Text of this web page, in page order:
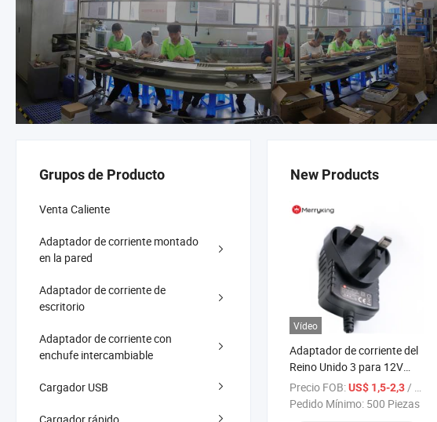
New Products
Vídeo
Adaptador de corriente del
Reino Unido 3 para 12V
dispositivos - 500mA a
2.5A
Precio FOB:US$ 1,5-2,3/ Pieza
Pedido Mínimo: 500 Piezas
Grupos de Producto
Venta Caliente
Adaptador de corriente montado
en la pared
Adaptador de corriente de
escritorio
Adaptador de corriente con
enchufe intercambiable
Cargador USB
Cargador rápido